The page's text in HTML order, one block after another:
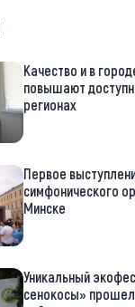
Качество и в
повышают
регионах
Первое
симфонического
Минске
Уникальный
сенокосы»